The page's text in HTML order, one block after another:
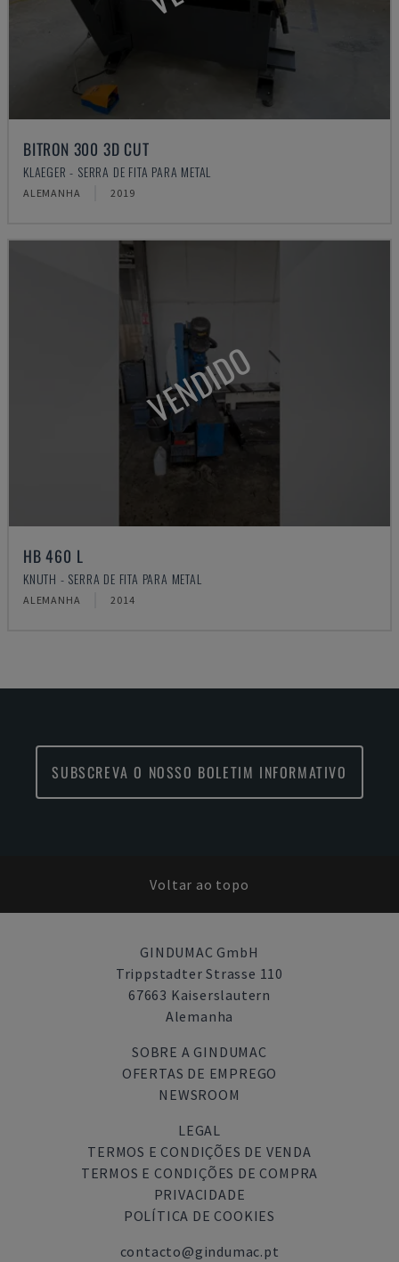
BITRON 300 3D CUT
KLAEGER - SERRA DE FITA PARA METAL
ALEMANHA 2019
VENDIDO
HB 460 L
KNUTH - SERRA DE FITA PARA METAL
ALEMANHA 2014
SUBSCREVA O NOSSO BOLETIM INFORMATIVO
Voltar ao topo
GINDUMAC GmbH
Trippstadter Strasse 110
67663 Kaiserslautern
Alemanha
SOBRE A GINDUMAC
OFERTAS DE EMPREGO
NEWSROOM
LEGAL
TERMOS E CONDIÇÕES DE VENDA
TERMOS E CONDIÇÕES DE COMPRA
PRIVACIDADE
POLÍTICA DE COOKIES
contacto@gindumac.pt